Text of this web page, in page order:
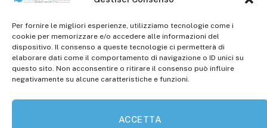
Per fornire le migliori esperienze, utilizziamo tecnologie come i
cookie per memorizzare e/o accedere alle informazioni del
dispositivo. Il consenso a queste tecnologie ci permetterà di
elaborare dati come il comportamento di navigazione o ID unici su
questo sito. Non acconsentire o ritirare il consenso può influire
negativamente su alcune caratteristiche e funzioni.
ACCETTA
Registr. presso il Tribunale di Campobasso: 3/2013 del
14.11.2013, Cron. 1254
Roc: iscrizione n° 25549 (Prot. 1138/com/15 del
30.04.2015)
P.Iva: 01707150700